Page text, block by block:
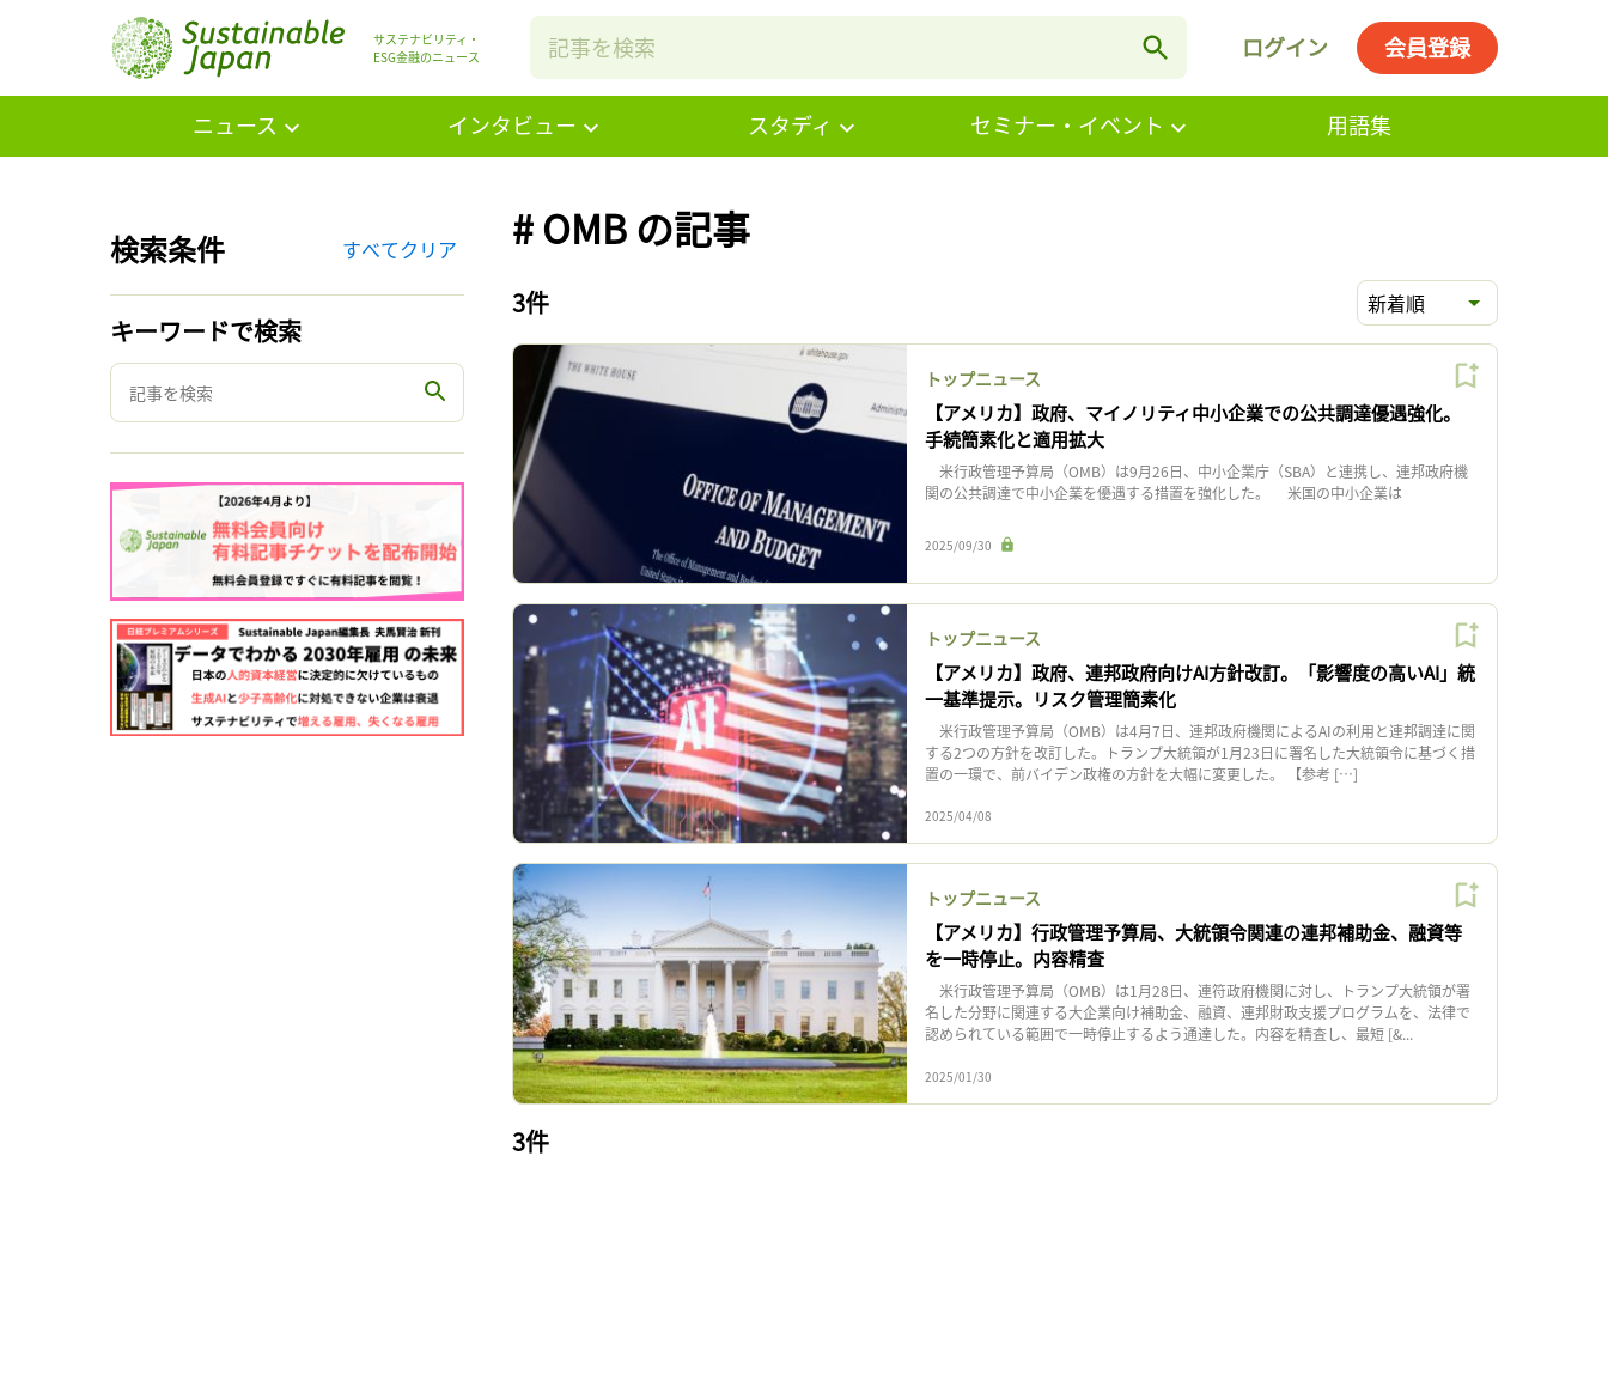
サステナビリティ・
ESG金融のニュース
ログイン 会員登録
ニュース インタビュー スタディ セミナー・イベント 用語集
検索条件 すべてクリア
キーワードで検索
# OMB の記事
3件 新着順
トップニュース
【アメリカ】政府、マイノリティ中小企業での公共調達優遇強化。
手続簡素化と適用拡大
米行政管理予算局（OMB）は9月26日、中小企業庁（SBA）と連携し、連邦政府機
関の公共調達で中小企業を優遇する措置を強化した。 米国の中小企業は
2025/09/30
トップニュース
【アメリカ】政府、連邦政府向けAI方針改訂。「影響度の高いAI」統
一基準提示。リスク管理簡素化
米行政管理予算局（OMB）は4月7日、連邦政府機関によるAIの利用と連邦調達に関
する2つの方針を改訂した。トランプ大統領が1月23日に署名した大統領令に基づく措
置の一環で、前バイデン政権の方針を大幅に変更した。 【参考 […]
2025/04/08
トップニュース
【アメリカ】行政管理予算局、大統領令関連の連邦補助金、融資等
を一時停止。内容精査
米行政管理予算局（OMB）は1月28日、連符政府機関に対し、トランプ大統領が署
名した分野に関連する大企業向け補助金、融資、連邦財政支援プログラムを、法律で
認められている範囲で一時停止するよう通達した。内容を精査し、最短 [&...
2025/01/30
3件